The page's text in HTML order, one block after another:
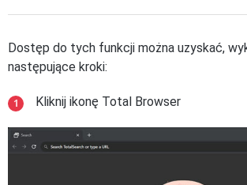
Dostęp do tych funkcji można uzyskać,
następujące kroki:
Kliknij ikonę Total Browser